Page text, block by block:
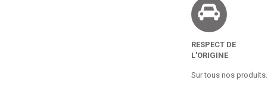
RESPECT DE
L'ORIGINE
Sur tous nos produits.